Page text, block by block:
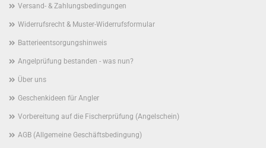
Versand- & Zahlungsbedingungen
Widerrufsrecht & Muster-Widerrufsformular
Batterieentsorgungshinweis
Angelprüfung bestanden - was nun?
Über uns
Geschenkideen für Angler
Vorbereitung auf die Fischerprüfung (Angelschein)
AGB (Allgemeine Geschäftsbedingung)